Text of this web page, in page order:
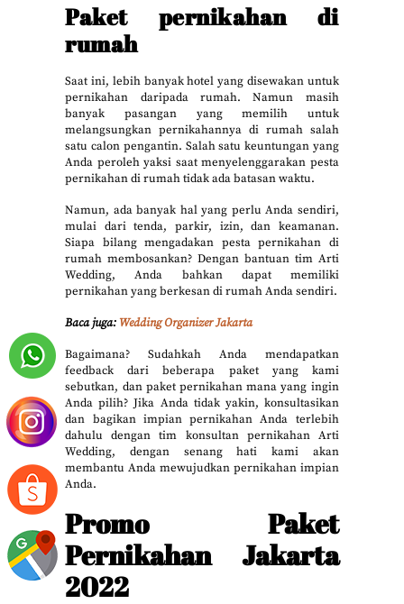
Paket pernikahan di
rumah
Saat ini, lebih banyak hotel yang disewakan untuk
pernikahan daripada rumah. Namun masih
banyak pasangan yang memilih untuk
melangsungkan pernikahannya di rumah salah
satu calon pengantin. Salah satu keuntungan yang
Anda peroleh yaksi saat menyelenggarakan pesta
pernikahan di rumah tidak ada batasan waktu.
Namun, ada banyak hal yang perlu Anda sendiri,
mulai dari tenda, parkir, izin, dan keamanan.
Siapa bilang mengadakan pesta pernikahan di
rumah membosankan? Dengan bantuan tim Arti
Wedding, Anda bahkan dapat memiliki
pernikahan yang berkesan di rumah Anda sendiri.
Baca juga:Wedding Organizer Jakarta
Bagaimana? Sudahkah Anda mendapatkan
feedback dari beberapa paket yang kami
sebutkan, dan paket pernikahan mana yang ingin
Anda pilih? Jika Anda tidak yakin, konsultasikan
dan bagikan impian pernikahan Anda terlebih
dahulu dengan tim konsultan pernikahan Arti
Wedding, dengan senang hati kami akan
membantu Anda mewujudkan pernikahan impian
Anda.
Promo Paket
Pernikahan Jakarta
2022